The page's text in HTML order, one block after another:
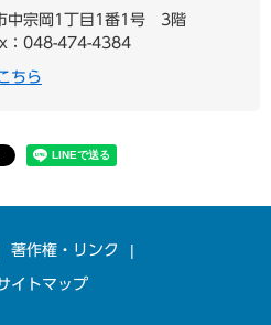
中宗岡1丁目1番1号 3階
：048-474-4384
ちら
著作権・リンク
イトマップ